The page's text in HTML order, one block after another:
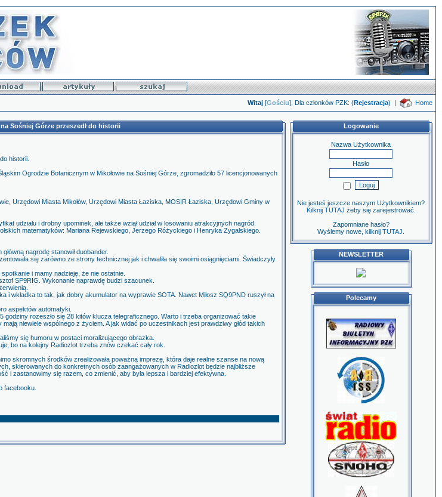
Witaj [Gościu], Dla członków PZK: (Rejestracja) | Home
Sośniej Górze przeszedł do historii
historii.
Ogrodzie Botanicznym w Mikołowie na Sośniej Górze, zgromadziło 57 licencjonowanych
Urzędowi Miasta Mikołów, Urzędowi Miasta Łaziska, MOSIR Łaziska, Urzędowi Gminy w
udziału i drobny upominek, ale także wziął udział w losowaniu atrakcyjnych nagród.
matematyków: Mariana Rejewskiego, Jerzego Różyckiego i Henryka Zygalskiego.
nagrodę stanowił duobander.
się zarówno ze strony technicznej jak i chwaliła się swoimi osiągnięciami. Świadczyły
i mamy nadzieję, że nie ostatnie.
SP9RIG. Wykonanie naprawdę budzi szacunek.
i wkładka to tak, jak dobry akumulator na wyprawie SOTA. Nawet Miłosz SQ9PND ruszył na
aspektów automatyki.
godziny rozeszło się 28 kitów klucza telegraficznego. Warto i trzeba organizować takie
niewiele wspólnego z życiem. A jak widać po uczestnikach jest prawdziwy głód takich
się humoru w postaci moralizującego obrazka.
bo na kolejny Radiozlot trzeba znów czekać cały rok.
skromnych środków zrealizowała poważną imprezę, która daje realne szanse na nową
skierowanych do konkretnych osób zaangażowanych w Radiozlot będzie najbliższe
i zastanowimy się razem, co zmienić, aby była lepsza i bardziej efektywna.
facebooku.
Logowanie
Nazwa Użytkownika
Hasło
Nie jesteś jeszcze naszym Użytkownikiem?
Kilknij TUTAJ żeby się zarejestrować.
Zapomniane hasło?
Wyślemy nowe, kliknij TUTAJ
NEWSLETTER
Polecamy